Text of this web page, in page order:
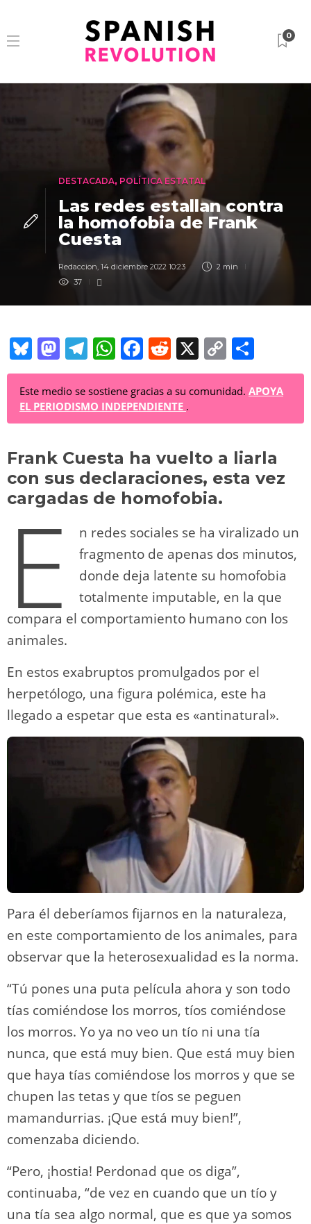
0
DESTACADA, POLÍTICA ESTATAL
Las redes estallan contra
la homofobia de Frank
Cuesta
Redaccion, 14 diciembre 2022 10:23
2 min
37
Bl
u
e
sk
y
M
a
st
o
d
o
n
T
el
e
gr
a
m
W
h
at
s
A
p
p
F
a
c
e
b
o
o
k
R
e
d
di
t
X
C
o
p
y
Li
n
o
m
p
ar
tir
Este medio se sostiene gracias a su comunidad. APOYA
EL PERIODISMO INDEPENDIENTE .
Frank Cuesta ha vuelto a liarla
con sus declaraciones, esta vez
cargadas de homofobia.
E
n redes sociales se ha viralizado un
fragmento de apenas dos minutos,
donde deja latente su homofobia
totalmente imputable, en la que
compara el comportamiento humano con los
animales.
En estos exabruptos promulgados por el
herpetólogo, una figura polémica, este ha
llegado a espetar que esta es «antinatural».
Para él deberíamos fijarnos en la naturaleza,
en este comportamiento de los animales, para
observar que la heterosexualidad es la norma.
“Tú pones una puta película ahora y son todo
tías comiéndose los morros, tíos comiéndose
los morros. Yo ya no veo un tío ni una tía
nunca, que está muy bien. Que está muy bien
que haya tías comiéndose los morros y que se
chupen las tetas y que tíos se peguen
mamandurrias. ¡Que está muy bien!”,
comenzaba diciendo.
“Pero, ¡hostia! Perdonad que os diga”,
continuaba, “de vez en cuando que un tío y
una tía sea algo normal, que es que ya somos